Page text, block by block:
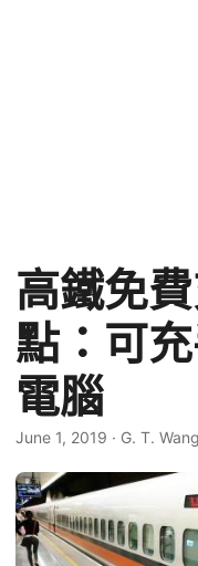
高鐵免
點：可
電腦
June 1, 2019 · G. T. Wang